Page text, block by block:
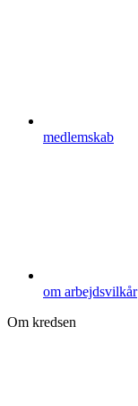
medlemskab
om arbejdsvilkår
Om kredsen